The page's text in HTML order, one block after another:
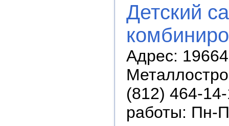
Детский
Адрес:
(812) 464-
работы: Пн-